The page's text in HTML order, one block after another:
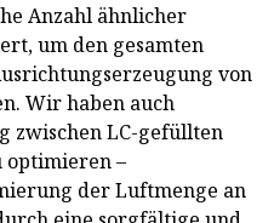
Anzahl ähnlicher
um den gesamten
von
Wir haben auch
zwischen LC-gefüllten
optimieren –
der Luftmenge an